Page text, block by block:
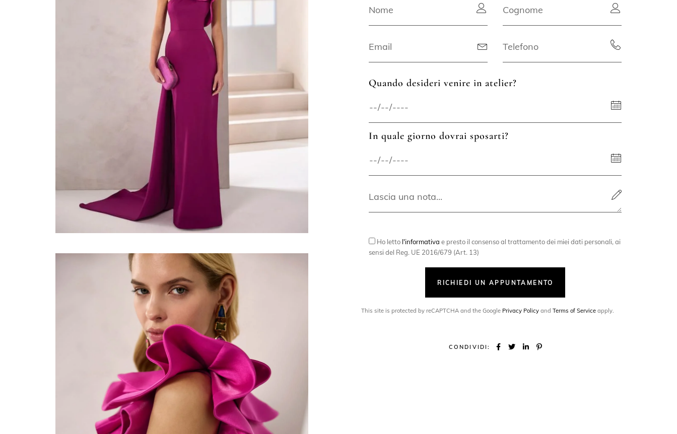
Quando desideri venire in atelier?
In quale giorno dovrai sposarti?
Ho letto l'informativa e presto il consenso al trattamento dei miei dati personali, ai
sensi del Reg. UE 2016/679 (Art. 13)
RICHIEDI UN APPUNTAMENTO
This site is protected by reCAPTCHA and the Google Privacy Policy and Terms of Service apply.
CONDIVIDI: